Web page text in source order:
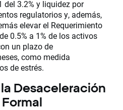
del 3.2% y liquidez por
regulatorios y, además,
elevar el Requerimiento
0.5% a 1% de los activos
un plazo de
como medida
de estrés.
Desaceleración